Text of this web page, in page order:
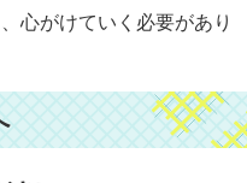
心がけていく必要があり